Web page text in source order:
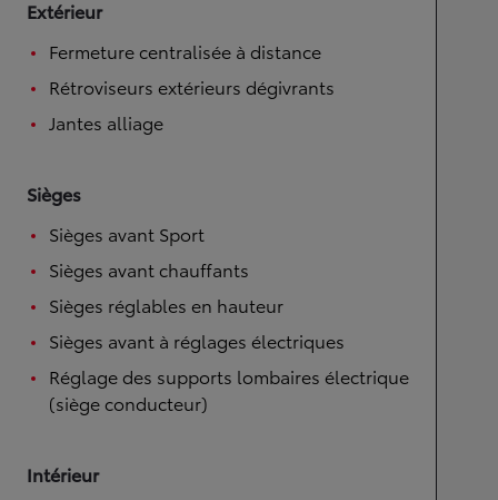
Extérieur
Fermeture centralisée à distance
Rétroviseurs extérieurs dégivrants
Jantes alliage
Sièges
Sièges avant Sport
Sièges avant chauffants
Sièges réglables en hauteur
Sièges avant à réglages électriques
Réglage des supports lombaires électrique
(siège conducteur)
Intérieur